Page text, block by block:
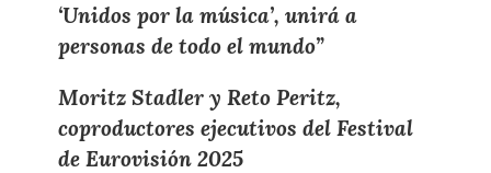
‘Unidos por la música’, unirá a
personas de todo el mundo”
Moritz Stadler y Reto Peritz,
coproductores ejecutivos del Festival
de Eurovisión 2025